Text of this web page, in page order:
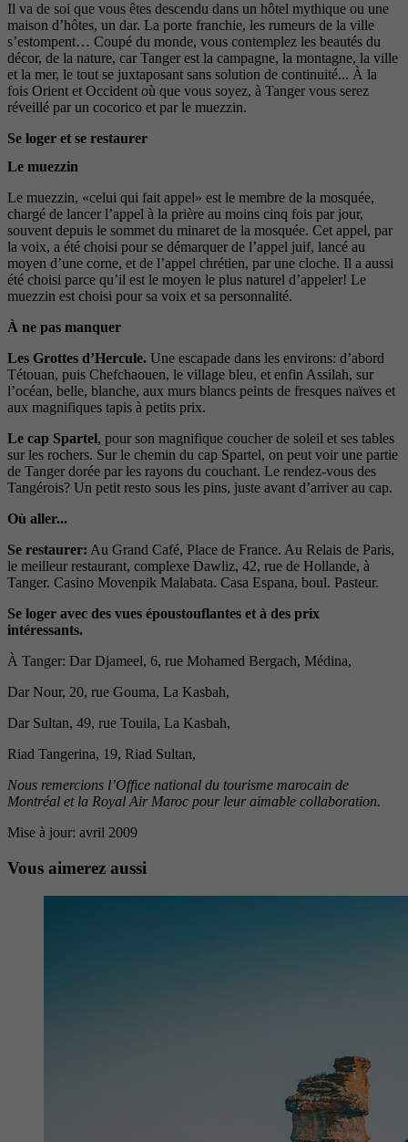
Il va de soi que vous êtes descendu dans un hôtel mythique ou une
maison d’hôtes, un dar. La porte franchie, les rumeurs de la ville
s’estompent… Coupé du monde, vous contemplez les beautés du
décor, de la nature, car Tanger est la campagne, la montagne, la ville
et la mer, le tout se juxtaposant sans solution de continuité... À la
fois Orient et Occident où que vous soyez, à Tanger vous serez
réveillé par un cocorico et par le muezzin.
Se loger et se restaurer
Le muezzin
Le muezzin, «celui qui fait appel» est le membre de la mosquée,
chargé de lancer l’appel à la prière au moins cinq fois par jour,
souvent depuis le sommet du minaret de la mosquée. Cet appel, par
la voix, a été choisi pour se démarquer de l’appel juif, lancé au
moyen d’une corne, et de l’appel chrétien, par une cloche. Il a aussi
été choisi parce qu’il est le moyen le plus naturel d’appeler! Le
muezzin est choisi pour sa voix et sa personnalité.
À ne pas manquer
Les Grottes d’Hercule. Une escapade dans les environs: d’abord
Tétouan, puis Chefchaouen, le village bleu, et enfin Assilah, sur
l’océan, belle, blanche, aux murs blancs peints de fresques naïves et
aux magnifiques tapis à petits prix.
Le cap Spartel, pour son magnifique coucher de soleil et ses tables
sur les rochers. Sur le chemin du cap Spartel, on peut voir une partie
de Tanger dorée par les rayons du couchant. Le rendez-vous des
Tangérois? Un petit resto sous les pins, juste avant d’arriver au cap.
Où aller...
Se restaurer: Au Grand Café, Place de France. Au Relais de Paris,
le meilleur restaurant, complexe Dawliz, 42, rue de Hollande, à
Tanger. Casino Movenpik Malabata. Casa Espana, boul. Pasteur.
Se loger avec des vues époustouflantes et à des prix
intéressants.
À Tanger: Dar Djameel, 6, rue Mohamed Bergach, Médina,
Dar Nour, 20, rue Gouma, La Kasbah,
Dar Sultan, 49, rue Touila, La Kasbah,
Riad Tangerina, 19, Riad Sultan,
Nous remercions l’Office national du tourisme marocain de
Montréal et la Royal Air Maroc pour leur aimable collaboration.
Mise à jour: avril 2009
Vous aimerez aussi